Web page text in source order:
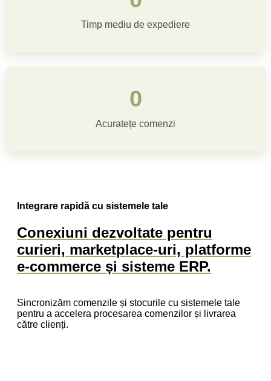
Timp mediu de expediere
0
Acuratețe comenzi
Integrare rapidă cu sistemele tale
Conexiuni dezvoltate pentru
curieri, marketplace-uri, platforme
e-commerce și sisteme ERP.
Sincronizăm comenzile și stocurile cu sistemele tale
pentru a accelera procesarea comenzilor și livrarea
către clienți.